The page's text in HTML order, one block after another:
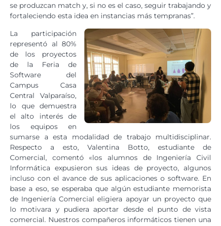
se produzcan match y, si no es el caso, seguir trabajando y
fortaleciendo esta idea en instancias más tempranas”.
La participación
representó al 80%
de los proyectos
de la Feria de
Software del
Campus Casa
Central Valparaíso,
lo que demuestra
el alto interés de
los equipos en
sumarse a esta modalidad de trabajo multidisciplinar.
Respecto a esto, Valentina Botto, estudiante de
Comercial, comentó «los alumnos de Ingeniería Civil
Informática expusieron sus ideas de proyecto, algunos
incluso con el avance de sus aplicaciones o software. En
base a eso, se esperaba que algún estudiante memorista
de Ingeniería Comercial eligiera apoyar un proyecto que
lo motivara y pudiera aportar desde el punto de vista
comercial. Nuestros compañeros informáticos tienen una